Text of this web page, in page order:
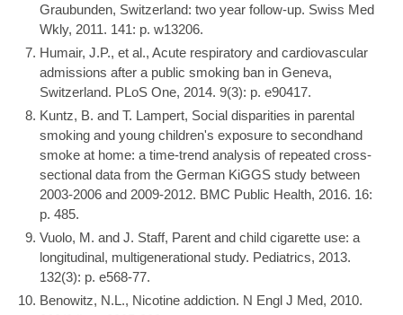
Graubunden, Switzerland: two year follow-up. Swiss Med
Wkly, 2011. 141: p. w13206.
Humair, J.P., et al., Acute respiratory and cardiovascular
admissions after a public smoking ban in Geneva,
Switzerland. PLoS One, 2014. 9(3): p. e90417.
Kuntz, B. and T. Lampert, Social disparities in parental
smoking and young children's exposure to secondhand
smoke at home: a time-trend analysis of repeated cross-
sectional data from the German KiGGS study between
2003-2006 and 2009-2012. BMC Public Health, 2016. 16:
p. 485.
Vuolo, M. and J. Staff, Parent and child cigarette use: a
longitudinal, multigenerational study. Pediatrics, 2013.
132(3): p. e568-77.
Benowitz, N.L., Nicotine addiction. N Engl J Med, 2010.